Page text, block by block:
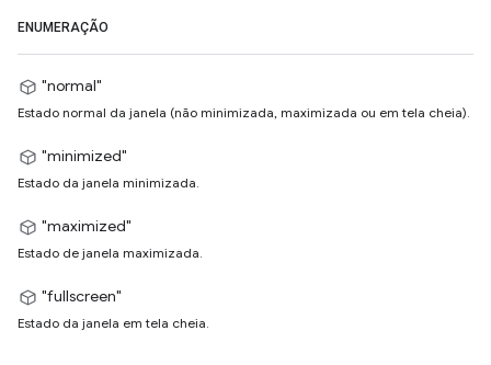
ENUMERAÇÃO
"normal"
Estado normal da janela (não minimizada, maximizada ou em tela cheia).
"minimized"
Estado da janela minimizada.
"maximized"
Estado de janela maximizada.
"fullscreen"
Estado da janela em tela cheia.